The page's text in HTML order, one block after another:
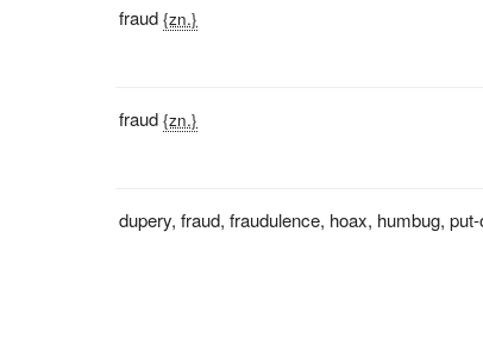
fraud {zn.}
fraud {zn.}
dupery,fraud,fraudulence, hoax, humbug,